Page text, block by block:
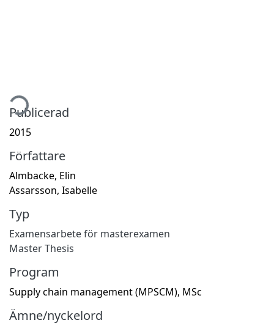
Publicerad
2015
Författare
Almbacke, Elin
Assarsson, Isabelle
Typ
Examensarbete för masterexamen
Master Thesis
Program
Supply chain management (MPSCM), MSc
Ämne/nyckelord